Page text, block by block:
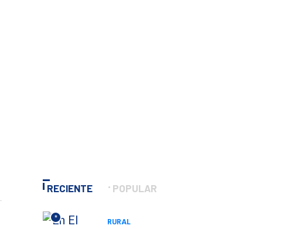
RECIENTE POPULAR
*
RURAL